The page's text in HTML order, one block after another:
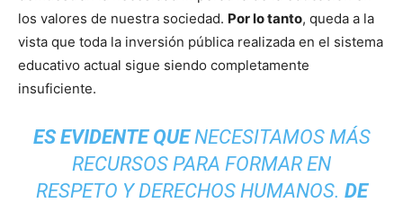
los valores de nuestra sociedad. Por lo tanto, queda a la
vista que toda la inversión pública realizada en el sistema
educativo actual sigue siendo completamente
insuficiente.
ES EVIDENTE QUENECESITAMOS MÁS
RECURSOS PARA FORMAR EN
RESPETO Y DERECHOS HUMANOS. DE